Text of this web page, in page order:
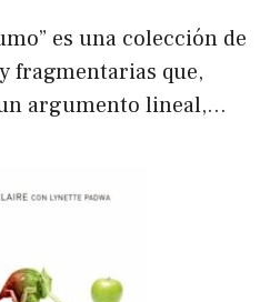
es una colección de
fragmentarias que,
argumento lineal,…